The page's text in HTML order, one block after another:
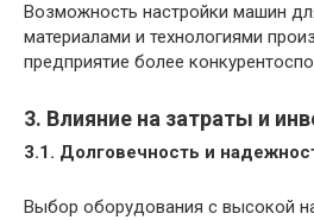
Возможность настройки машин
материалами и технологиями
предприятие более
3. Влияние на затраты и
3.1. Долговечность и
Выбор оборудования с высокой